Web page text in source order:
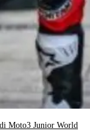
Moto3 Junior World